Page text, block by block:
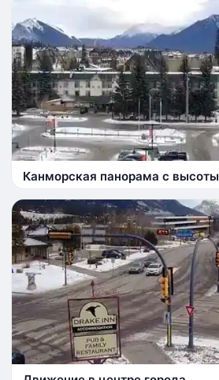
Канморская панорама с высоты